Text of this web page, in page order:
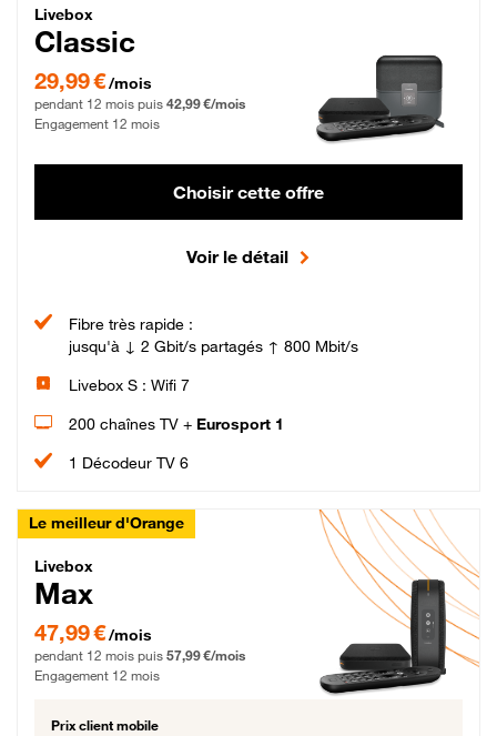
Livebox Classic Fibre
Livebox
Classic
29,99 € par mois pendant 12 mois puis 42,99 € par mois, Engagement 12 mois
29,99 €/mois
pendant 12 mois puis 42,99 €/mois
Engagement 12 mois
Choisir cette offre
Voir le détail
Fibre très rapide :
jusqu'à ↓ 2 Gbit/s partagés ↑ 800 Mbit/s
Livebox S : Wifi 7
200 chaînes TV + Eurosport 1
1 Décodeur TV 6
Le meilleur d'Orange
Livebox Max Fibre
Livebox
Max
47,99 € par mois pendant 12 mois puis 57,99 € par mois, Engagement 12 mois
47,99 €/mois
pendant 12 mois puis 57,99 €/mois
Engagement 12 mois
Prix client mobile